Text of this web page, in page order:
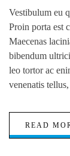
Vestibulum eu
Proin porta est
Maecenas
bibendum
leo tortor ac
venenatis
READ